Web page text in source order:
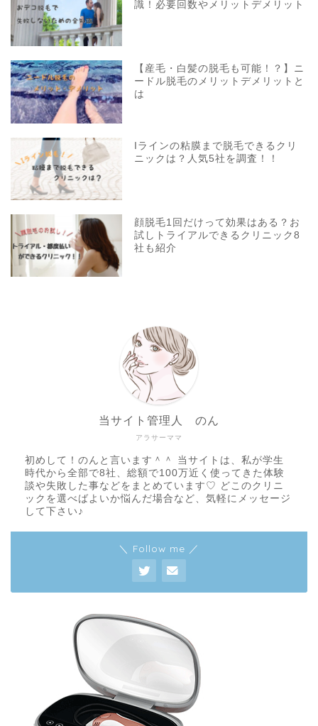
識！必要回数やメリットデメリット
【産毛・白髪の脱毛も可能！？】ニ
ードル脱毛のメリットデメリットと
は
Iラインの粘膜まで脱毛できるクリ
ニックは？人気5社を調査！！
顔脱毛1回だけって効果はある？お
試しトライアルできるクリニック8
社も紹介
アラサーママ
当サイト管理人 のん
初めして！のんと言います＾＾ 当サイトは、私が学生
時代から全部で8社、総額で100万近く使ってきた体験
談や失敗した事などをまとめています♡ どこのクリニ
ックを選べばよいか悩んだ場合など、気軽にメッセージ
して下さい♪
＼ Follow me ／